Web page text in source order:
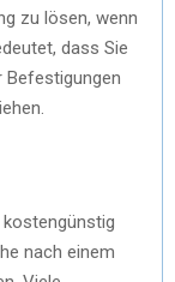
zu lösen, wenn
dass Sie
Befestigungen
nach einem